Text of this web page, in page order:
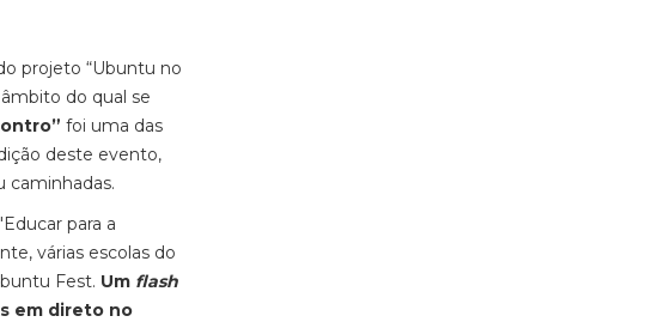
projeto “Ubuntu no
do qual se
foi uma das
deste evento,
caminhadas.
para a
várias escolas do
Fest. Um flash
em direto no